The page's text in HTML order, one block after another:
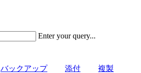
Enter your query...
バックアップ 添付
複製